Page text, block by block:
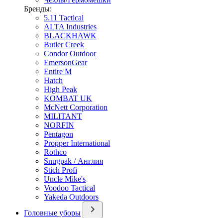
Бренды:
5.11 Tactical
ALTA Industries
BLACKHAWK
Butler Creek
Condor Outdoor
EmersonGear
Entire M
Hatch
High Peak
KOMBAT UK
McNett Corporation
MILITANT
NORFIN
Pentagon
Propper International
Rothco
Snugpak / Англия
Stich Profi
Uncle Mike's
Voodoo Tactical
Yakeda Outdoors
Головные уборы